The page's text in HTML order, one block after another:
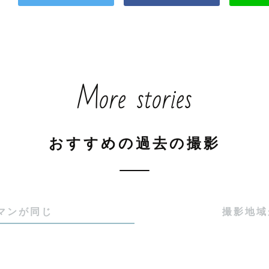
More stories
おすすめの過去の撮影
ンが同じ 撮影地